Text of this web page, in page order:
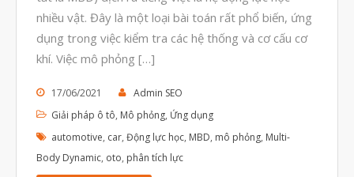
Tháng Bảy 2023
Tháng Tư 2023
Tháng Ba 2023
nhiều vật. Đây là một loại bài toán rất phổ biến, ứng
dụng trong việc kiểm tra các hệ thống và cơ cấu cơ
khí. Việc mô phỏng […]
17/06/2021
Admin SEO
Giải pháp ô tô, Mô phỏng, Ứng dụng
automotive, car, Động lực học, MBD, mô phỏng, Multi-
Body Dynamic, oto, phân tích lực